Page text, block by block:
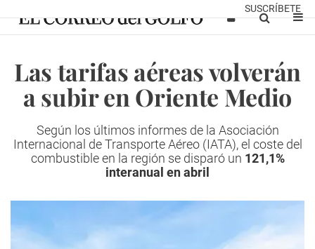
SUSCRÍBETE
Las tarifas aéreas volverán
a subir en Oriente Medio
Según los últimos informes de la Asociación
Internacional de Transporte Aéreo (IATA), el coste del
combustible en la región se disparó un 121,1%
interanual en abril